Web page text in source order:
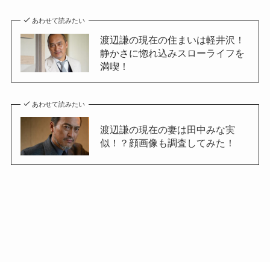
あわせて読みたい
渡辺謙の現在の住まいは軽井沢！
静かさに惚れ込みスローライフを
満喫！
あわせて読みたい
渡辺謙の現在の妻は田中みな実
似！？顔画像も調査してみた！